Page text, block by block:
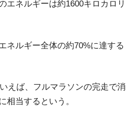
エネルギーは約1600キロカロリ
ネルギー全体の約70%に達する
えば、フルマラソンの完走で消
相当するという。